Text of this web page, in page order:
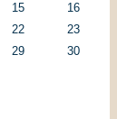
15
16
22
23
29
30